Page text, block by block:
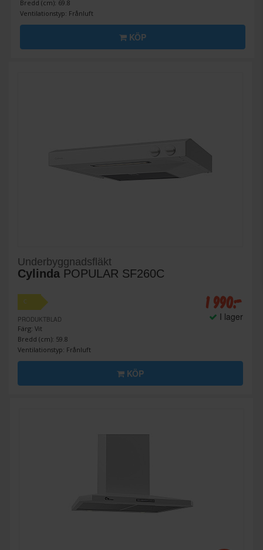
Bredd (cm): 69.8
Ventilationstyp: Frånluft
KÖP
Underbyggnadsfläkt
Cylinda POPULAR SF260C
C
PRODUKTBLAD
Färg: Vit
Bredd (cm): 59.8
Ventilationstyp: Frånluft
1 990:-
I lager
KÖP